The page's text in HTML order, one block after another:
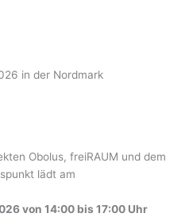
in der Nordmark
Obolus, freiRAUM und dem
lädt am
von 14:00 bis 17:00 Uhr